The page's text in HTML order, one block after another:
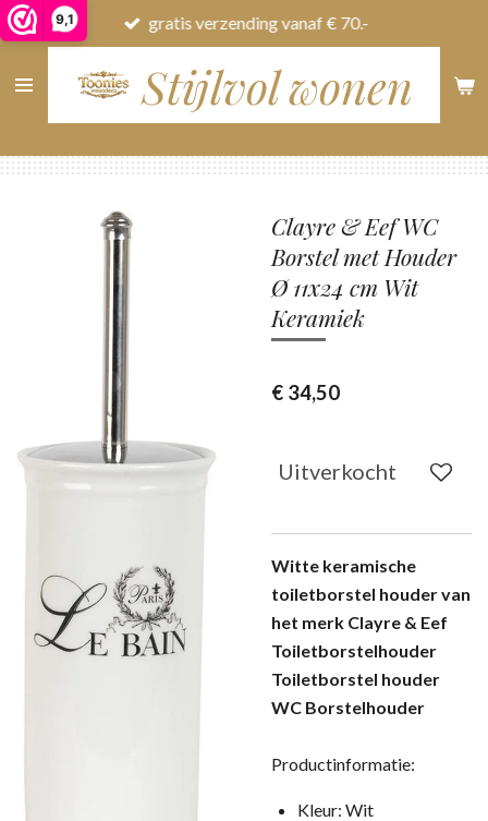
9,1
Ga
direct
naar
Stijlvol wonen
gratis verzending vanaf € 70.-
Clayre & Eef WC
Borstel met Houder
Ø 11x24 cm Wit
Keramiek
€ 34,50
Uitverkocht
Witte keramische
toiletborstel houder van
het merk Clayre & Eef
Toiletborstelhouder
Toiletborstel houder
WC Borstelhouder
Productinformatie:
Kleur: Wit